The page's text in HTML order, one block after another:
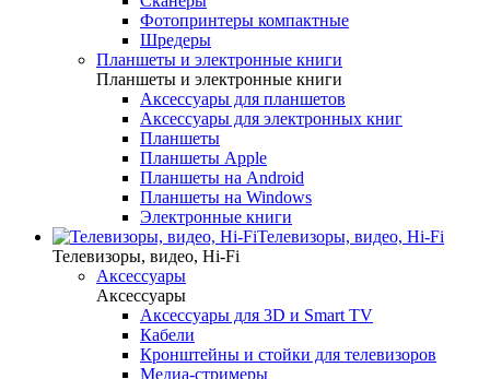
Фотопринтеры компактные
Шредеры
Планшеты и электронные книги
Планшеты и электронные книги
Аксессуары для планшетов
Аксессуары для электронных книг
Планшеты
Планшеты Apple
Планшеты на Android
Планшеты на Windows
Электронные книги
Телевизоры, видео, Hi-Fi
Телевизоры, видео, Hi-Fi
Аксессуары
Аксессуары
Аксессуары для 3D и Smart TV
Кабели
Кронштейны и стойки для телевизоров
Медиа-стримеры